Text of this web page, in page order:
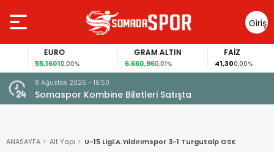
Giriş
Yap
EURO
55,16010,00%
GRAM ALTIN
6.660,960,01%
FAİZ
41,300,00%
8 Ağustos 2026 - 16:50
Somaspor Kombine Biletleri Satışta
ANASAYFA Alt Yapı U-15 Ligi:A.Yıldırımspor 3-1 Turgutalp GSK